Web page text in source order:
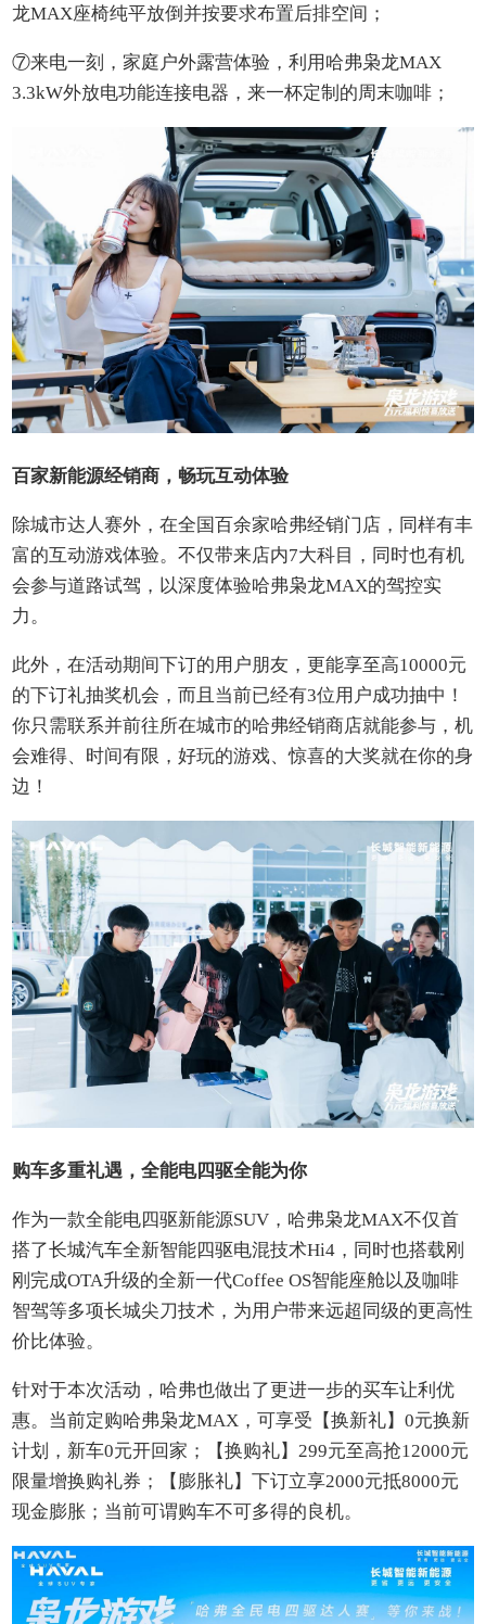
龙MAX座椅纯平放倒并按要求布置后排空间；
⑦来电一刻，家庭户外露营体验，利用哈弗枭龙MAX
3.3kW外放电功能连接电器，来一杯定制的周末咖啡；
百家新能源经销商，畅玩互动体验
除城市达人赛外，在全国百余家哈弗经销门店，同样有丰
富的互动游戏体验。不仅带来店内7大科目，同时也有机
会参与道路试驾，以深度体验哈弗枭龙MAX的驾控实
力。
此外，在活动期间下订的用户朋友，更能享至高10000元
的下订礼抽奖机会，而且当前已经有3位用户成功抽中！
你只需联系并前往所在城市的哈弗经销商店就能参与，机
会难得、时间有限，好玩的游戏、惊喜的大奖就在你的身
边！
购车多重礼遇，全能电四驱全能为你
作为一款全能电四驱新能源SUV，哈弗枭龙MAX不仅首
搭了长城汽车全新智能四驱电混技术Hi4，同时也搭载刚
刚完成OTA升级的全新一代Coffee OS智能座舱以及咖啡
智驾等多项长城尖刀技术，为用户带来远超同级的更高性
价比体验。
针对于本次活动，哈弗也做出了更进一步的买车让利优
惠。当前定购哈弗枭龙MAX，可享受【换新礼】0元换新
计划，新车0元开回家；【换购礼】299元至高抢12000元
限量增换购礼券；【膨胀礼】下订立享2000元抵8000元
现金膨胀；当前可谓购车不可多得的良机。